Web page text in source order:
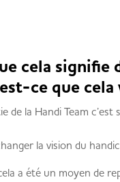
cela
ce que
de la Handi Team
la vision du
a été un moyen de